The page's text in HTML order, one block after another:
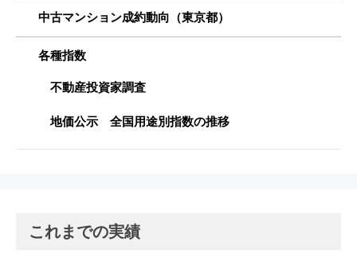
中古マンション成約動向（東京都）
各種指数
不動産投資家調査
地価公示 全国用途別指数の推移
これまでの実績